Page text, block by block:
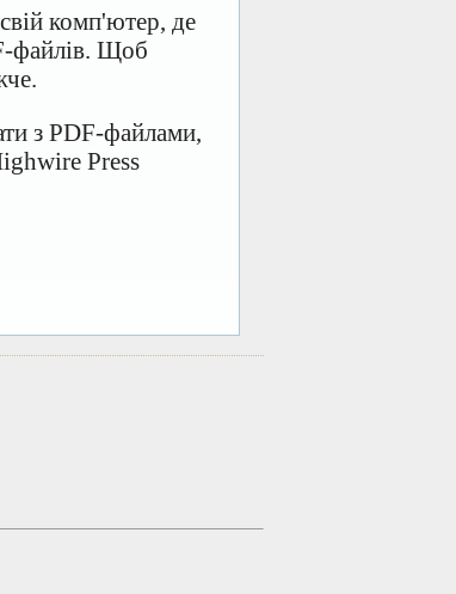
комп'ютер, де
файлів. Щоб
з PDF-файлами,
Press